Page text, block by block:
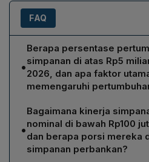
FAQ
•
Berapa persentase
simpanan di atas Rp5
2026, dan apa faktor
memengaruhi
Menurut Anggito Abimanyu,
nilai di atas Rp5 miliar
sebesar 21,6% hingga Maret
memengaruhi pertumbuhan
•
Bagaimana kinerja
nominal di bawah Rp100
dan berapa porsi mereka
simpanan perbankan?